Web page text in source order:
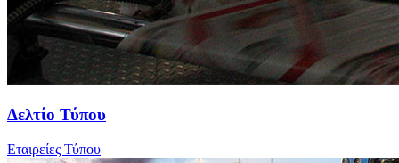
Δελτίο Τύπου
Εταιρείες Τύπου